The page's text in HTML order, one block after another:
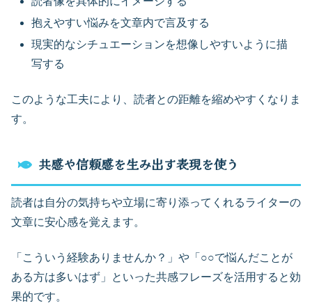
抱えやすい悩みを文章内で言及する
現実的なシチュエーションを想像しやすいように描
写する
このような工夫により、読者との距離を縮めやすくなりま
す。
共感や信頼感を生み出す表現を使う
読者は自分の気持ちや立場に寄り添ってくれるライターの
文章に安心感を覚えます。
「こういう経験ありませんか？」や「○○で悩んだことが
ある方は多いはず」といった共感フレーズを活用すると効
果的です。